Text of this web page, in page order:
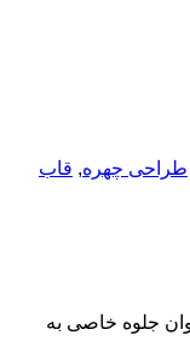
طراحی چهره, قاب
جلوه خاصی به